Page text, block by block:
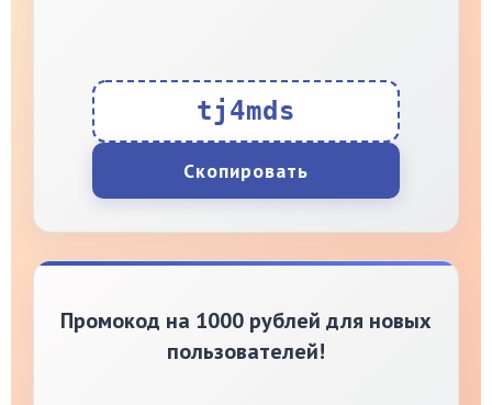
tj4mds
Скопировать
Промокод на 1000 рублей для новых
пользователей!